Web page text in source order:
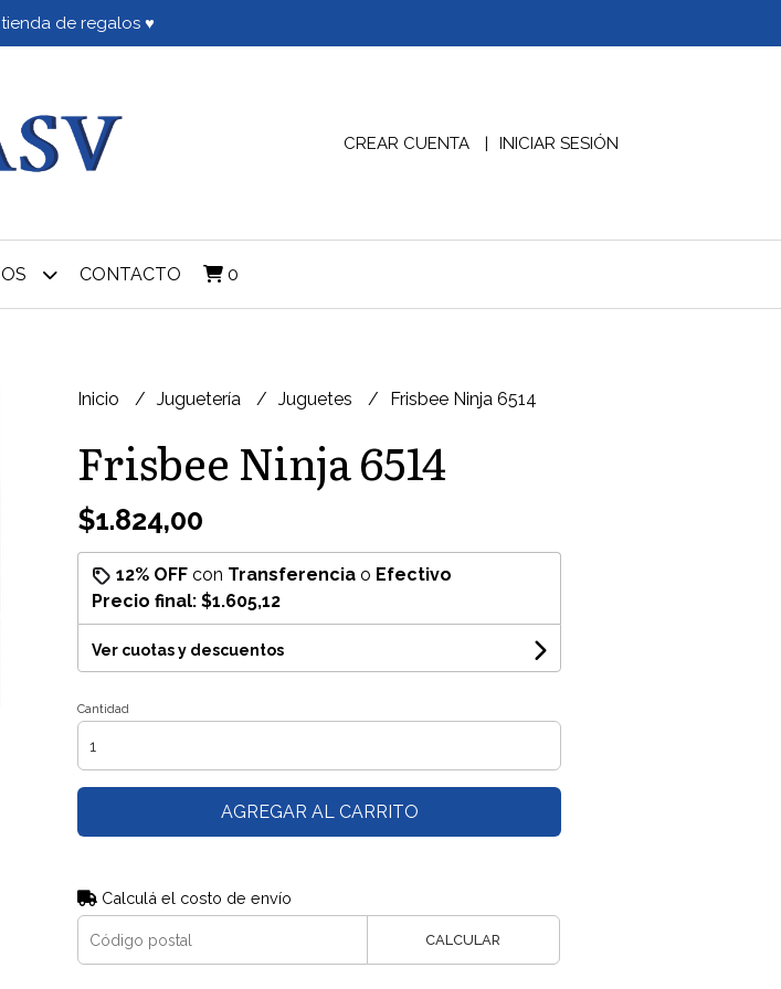
de regalos ♥
CREAR CUENTA INICIAR SESIÓN
CONTACTO 0
Inicio Juguetería Juguetes Frisbee Ninja 6514
Frisbee Ninja 6514
$1.824,00
12% OFF con Transferencia o Efectivo
Precio final: $1.605,12
Ver cuotas y descuentos
Cantidad
AGREGAR AL CARRITO
Calculá el costo de envío
CALCULAR